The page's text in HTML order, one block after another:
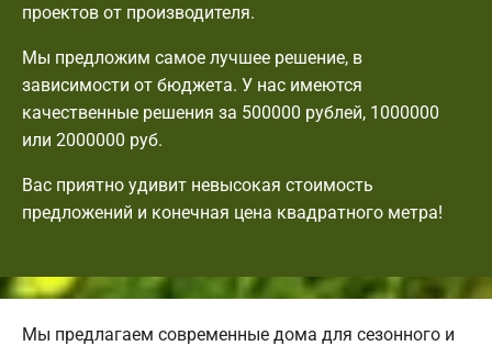
проектов от производителя.
Мы предложим самое лучшее решение, в
зависимости от бюджета. У нас имеются
качественные решения за 500000 рублей, 1000000
или 2000000 руб.
Вас приятно удивит невысокая стоимость
предложений и конечная цена квадратного метра!
Мы предлагаем современные дома для сезонного и